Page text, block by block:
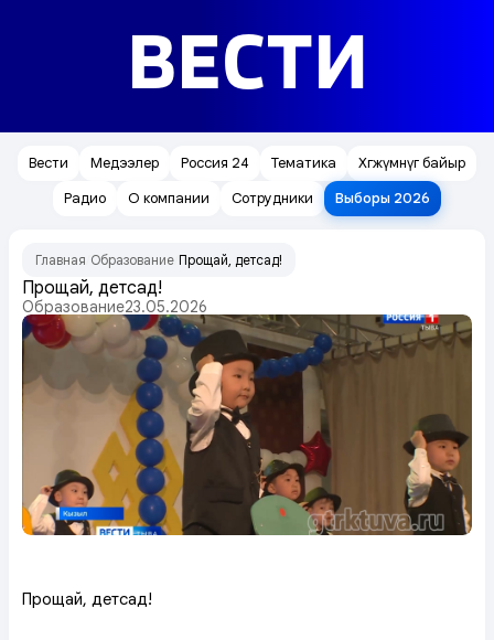
ВЕСТИ
Вести Медээлер Россия 24 Тематика
Хөгжүмнүг байыр
Радио
О компании Сотрудники Выборы 2026
Главная Образование Прощай, детсад!
Прощай, детсад!
Образование23.05.2026
Прощай, детсад!